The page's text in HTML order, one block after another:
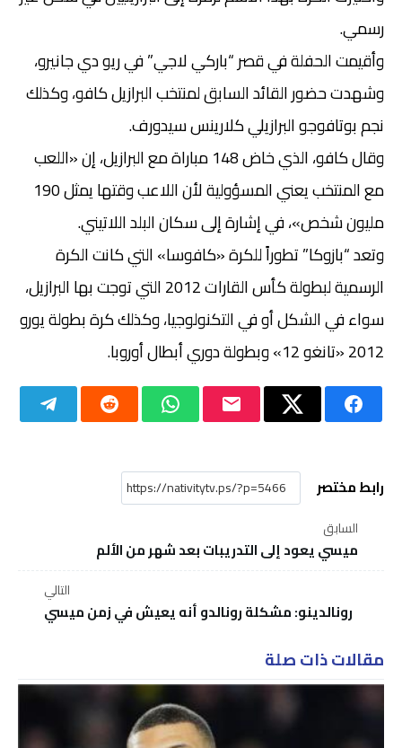
رسمي.
وأقيمت الحفلة في قصر “باركي لاجي” في ريو دي جانيرو،
وشهدت حضور القائد السابق لمنتخب البرازيل كافو، وكذلك
نجم بوتافوجو البرازيلي كلارينس سيدورف.
وقال كافو، الذي خاض 148 مباراة مع البرازيل، إن «اللعب
مع المنتخب يعني المسؤولية لأن اللاعب وقتها يمثل 190
مليون شخص»، في إشارة إلى سكان البلد اللاتيني.
وتعد “بازوكا” تطوراً للكرة «كافوسا» التي كانت الكرة
الرسمية لبطولة كأس القارات 2012 التي توجت بها البرازيل،
سواء في الشكل أو في التكنولوجيا، وكذلك كرة بطولة يورو
2012 «تانغو 12» وبطولة دوري أبطال أوروبا.
رابط مختصر
السابق
ميسي يعود إلى التدريبات بعد شهر من الألم
التالي
رونالدينو: مشكلة رونالدو أنه يعيش في زمن ميسي
مقالات ذات صلة